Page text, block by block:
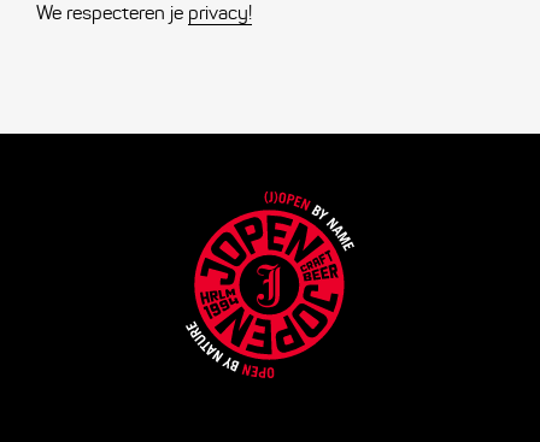
We respecteren je privacy!